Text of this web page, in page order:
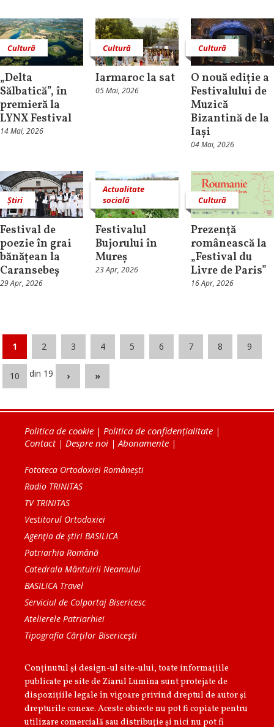
Cultură
„Delta
Sălbatică”, în
premieră la
LYNX Festival
14 Mai, 2026
Cultură
Iarmaroc la sat
05 Mai, 2026
Cultură
O nouă ediție a
Festivalului de
Muzică
Bizantină de la
Iași
04 Mai, 2026
Știri
Festival de
poezie în grai
bănățean la
Caransebeș
29 Apr, 2026
Actualitate
socială
Festivalul
Bujorului în
Mureș
23 Apr, 2026
Cultură
Prezenţă
românească la
„Festival du
Livre de Paris”
16 Apr, 2026
1 2 3 4 5 6 7 8 9
10 din 19 › »
Politica de cookie | Politica de confidențialitate |
Contact| Despre noi |Abonamente |
Fototeca Ortodoxiei Românești
Radio TRINITAS
TV TRINITAS
Vestitorul Ortodoxiei
Agenţia de ştiri BASILICA
Patriarhia Română
Catedrala Mântuirii Neamului
BASILICA Travel
Serviciul de Colportaj Bisericesc
Atelierele Patriarhiei
Tipografia Cărţilor Bisericeşti
Conținutul și design-ul site-ului, toate informaţiile
publicate pe site de Ziarul Lumina sunt protejate de
dispoziţiile legale în vigoare privind dreptul de autor şi
drepturile conexe. Aceste obiecte nu pot fi copiate pentru
utilizare comercială sau distribuţie şi nici nu pot fi